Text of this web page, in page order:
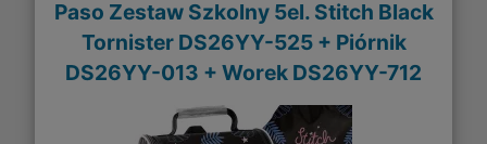
Paso Zestaw Szkolny 5el. Stitch Black
Tornister DS26YY-525 + Piórnik
DS26YY-013 + Worek DS26YY-712